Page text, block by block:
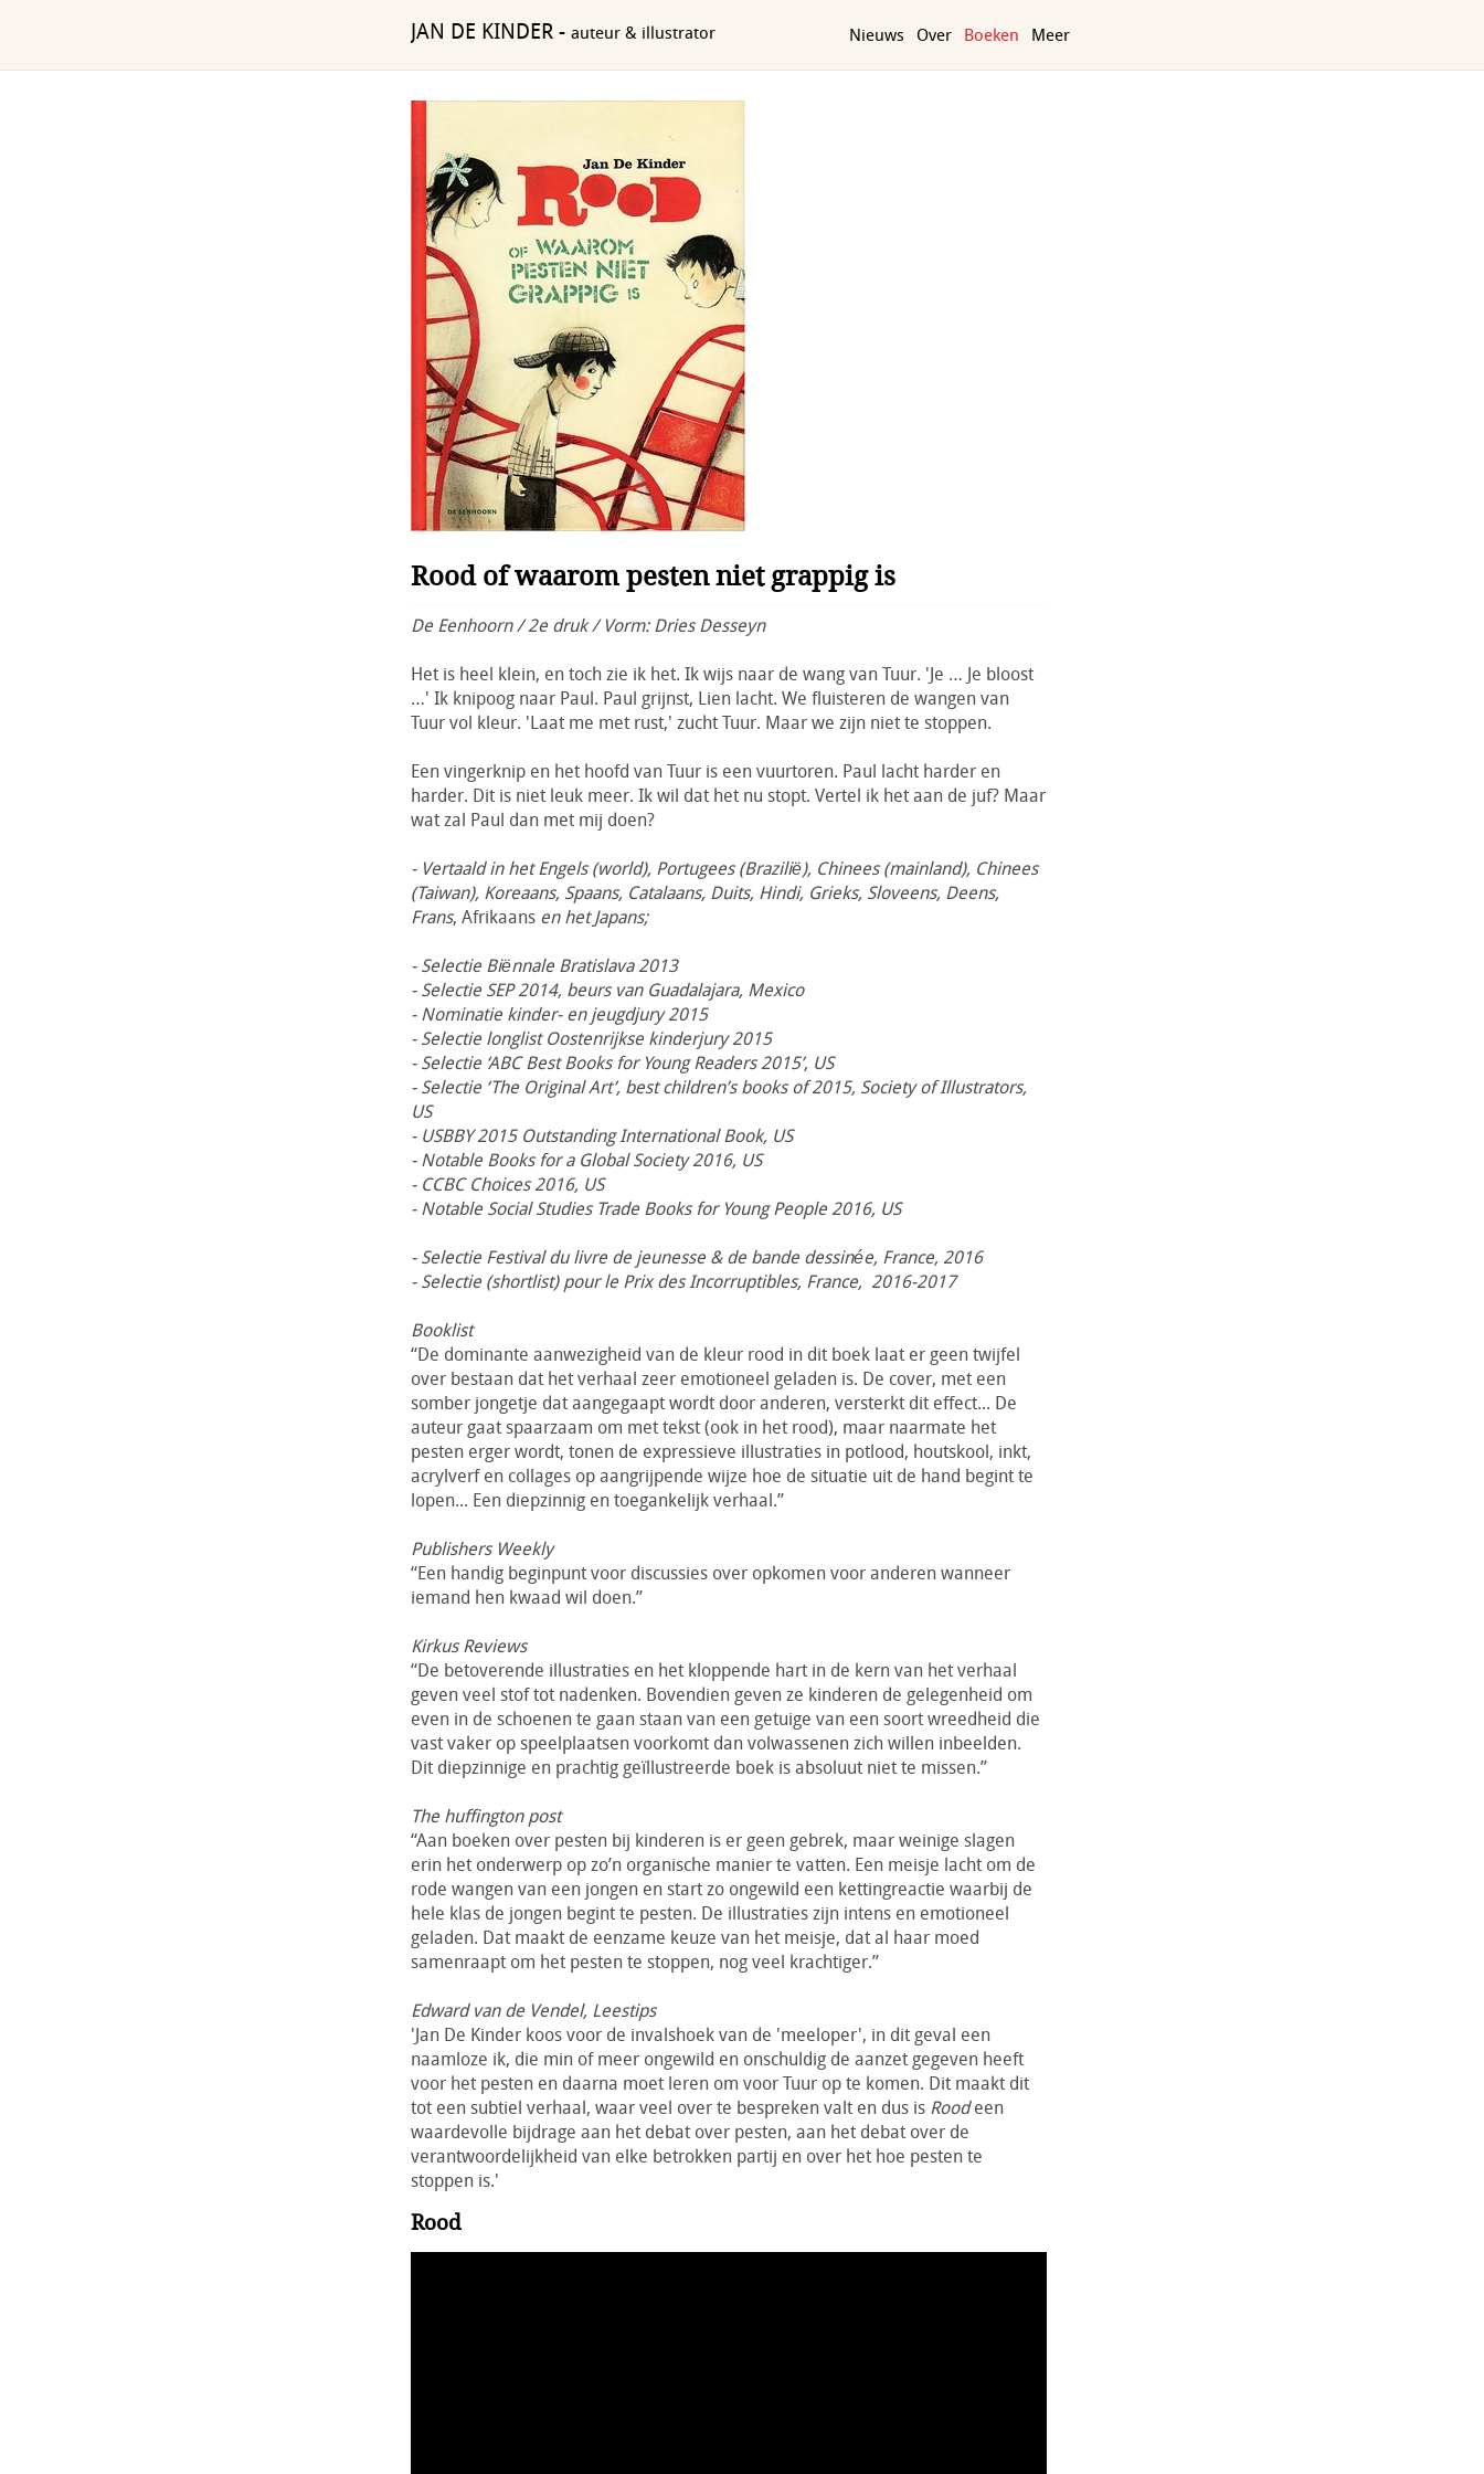
JAN DE KINDER - auteur & illustrator Nieuws Over Boeken Meer
Rood of waarom pesten niet grappig is
De Eenhoorn / 2e druk / Vorm: Dries Desseyn
Het is heel klein, en toch zie ik het. Ik wijs naar de wang van Tuur. 'Je … Je bloost
…' Ik knipoog naar Paul. Paul grijnst, Lien lacht. We fluisteren de wangen van
Tuur vol kleur. 'Laat me met rust,' zucht Tuur. Maar we zijn niet te stoppen.
Een vingerknip en het hoofd van Tuur is een vuurtoren. Paul lacht harder en
harder. Dit is niet leuk meer. Ik wil dat het nu stopt. Vertel ik het aan de juf? Maar
wat zal Paul dan met mij doen?
- Vertaald in het Engels (world), Portugees (Brazilië), Chinees (mainland), Chinees
(Taiwan), Koreaans, Spaans, Catalaans, Duits, Hindi, Grieks, Sloveens, Deens,
Frans, Afrikaans en het Japans;
- Selectie Biënnale Bratislava 2013
- Selectie SEP 2014, beurs van Guadalajara, Mexico
- Nominatie kinder- en jeugdjury 2015
- Selectie longlist Oostenrijkse kinderjury 2015
- Selectie ‘ABC Best Books for Young Readers 2015’, US
- Selectie ‘The Original Art’, best children’s books of 2015, Society of Illustrators,
US
- USBBY 2015 Outstanding International Book, US
- Notable Books for a Global Society 2016, US
- CCBC Choices 2016, US
- Notable Social Studies Trade Books for Young People 2016, US
- Selectie Festival du livre de jeunesse & de bande dessinée, France, 2016
- Selectie (shortlist) pour le Prix des Incorruptibles, France, 2016-2017
Booklist
“De dominante aanwezigheid van de kleur rood in dit boek laat er geen twijfel
over bestaan dat het verhaal zeer emotioneel geladen is. De cover, met een
somber jongetje dat aangegaapt wordt door anderen, versterkt dit effect... De
auteur gaat spaarzaam om met tekst (ook in het rood), maar naarmate het
pesten erger wordt, tonen de expressieve illustraties in potlood, houtskool, inkt,
acrylverf en collages op aangrijpende wijze hoe de situatie uit de hand begint te
lopen... Een diepzinnig en toegankelijk verhaal.”
Publishers Weekly
“Een handig beginpunt voor discussies over opkomen voor anderen wanneer
iemand hen kwaad wil doen.”
Kirkus Reviews
“De betoverende illustraties en het kloppende hart in de kern van het verhaal
geven veel stof tot nadenken. Bovendien geven ze kinderen de gelegenheid om
even in de schoenen te gaan staan van een getuige van een soort wreedheid die
vast vaker op speelplaatsen voorkomt dan volwassenen zich willen inbeelden.
Dit diepzinnige en prachtig geïllustreerde boek is absoluut niet te missen.”
The huffington post
“Aan boeken over pesten bij kinderen is er geen gebrek, maar weinige slagen
erin het onderwerp op zo’n organische manier te vatten. Een meisje lacht om de
rode wangen van een jongen en start zo ongewild een kettingreactie waarbij de
hele klas de jongen begint te pesten. De illustraties zijn intens en emotioneel
geladen. Dat maakt de eenzame keuze van het meisje, dat al haar moed
samenraapt om het pesten te stoppen, nog veel krachtiger.”
Edward van de Vendel, Leestips
'Jan De Kinder koos voor de invalshoek van de 'meeloper', in dit geval een
naamloze ik, die min of meer ongewild en onschuldig de aanzet gegeven heeft
voor het pesten en daarna moet leren om voor Tuur op te komen. Dit maakt dit
tot een subtiel verhaal, waar veel over te bespreken valt en dus is Roodeen
waardevolle bijdrage aan het debat over pesten, aan het debat over de
verantwoordelijkheid van elke betrokken partij en over het hoe pesten te
stoppen is.'
Rood